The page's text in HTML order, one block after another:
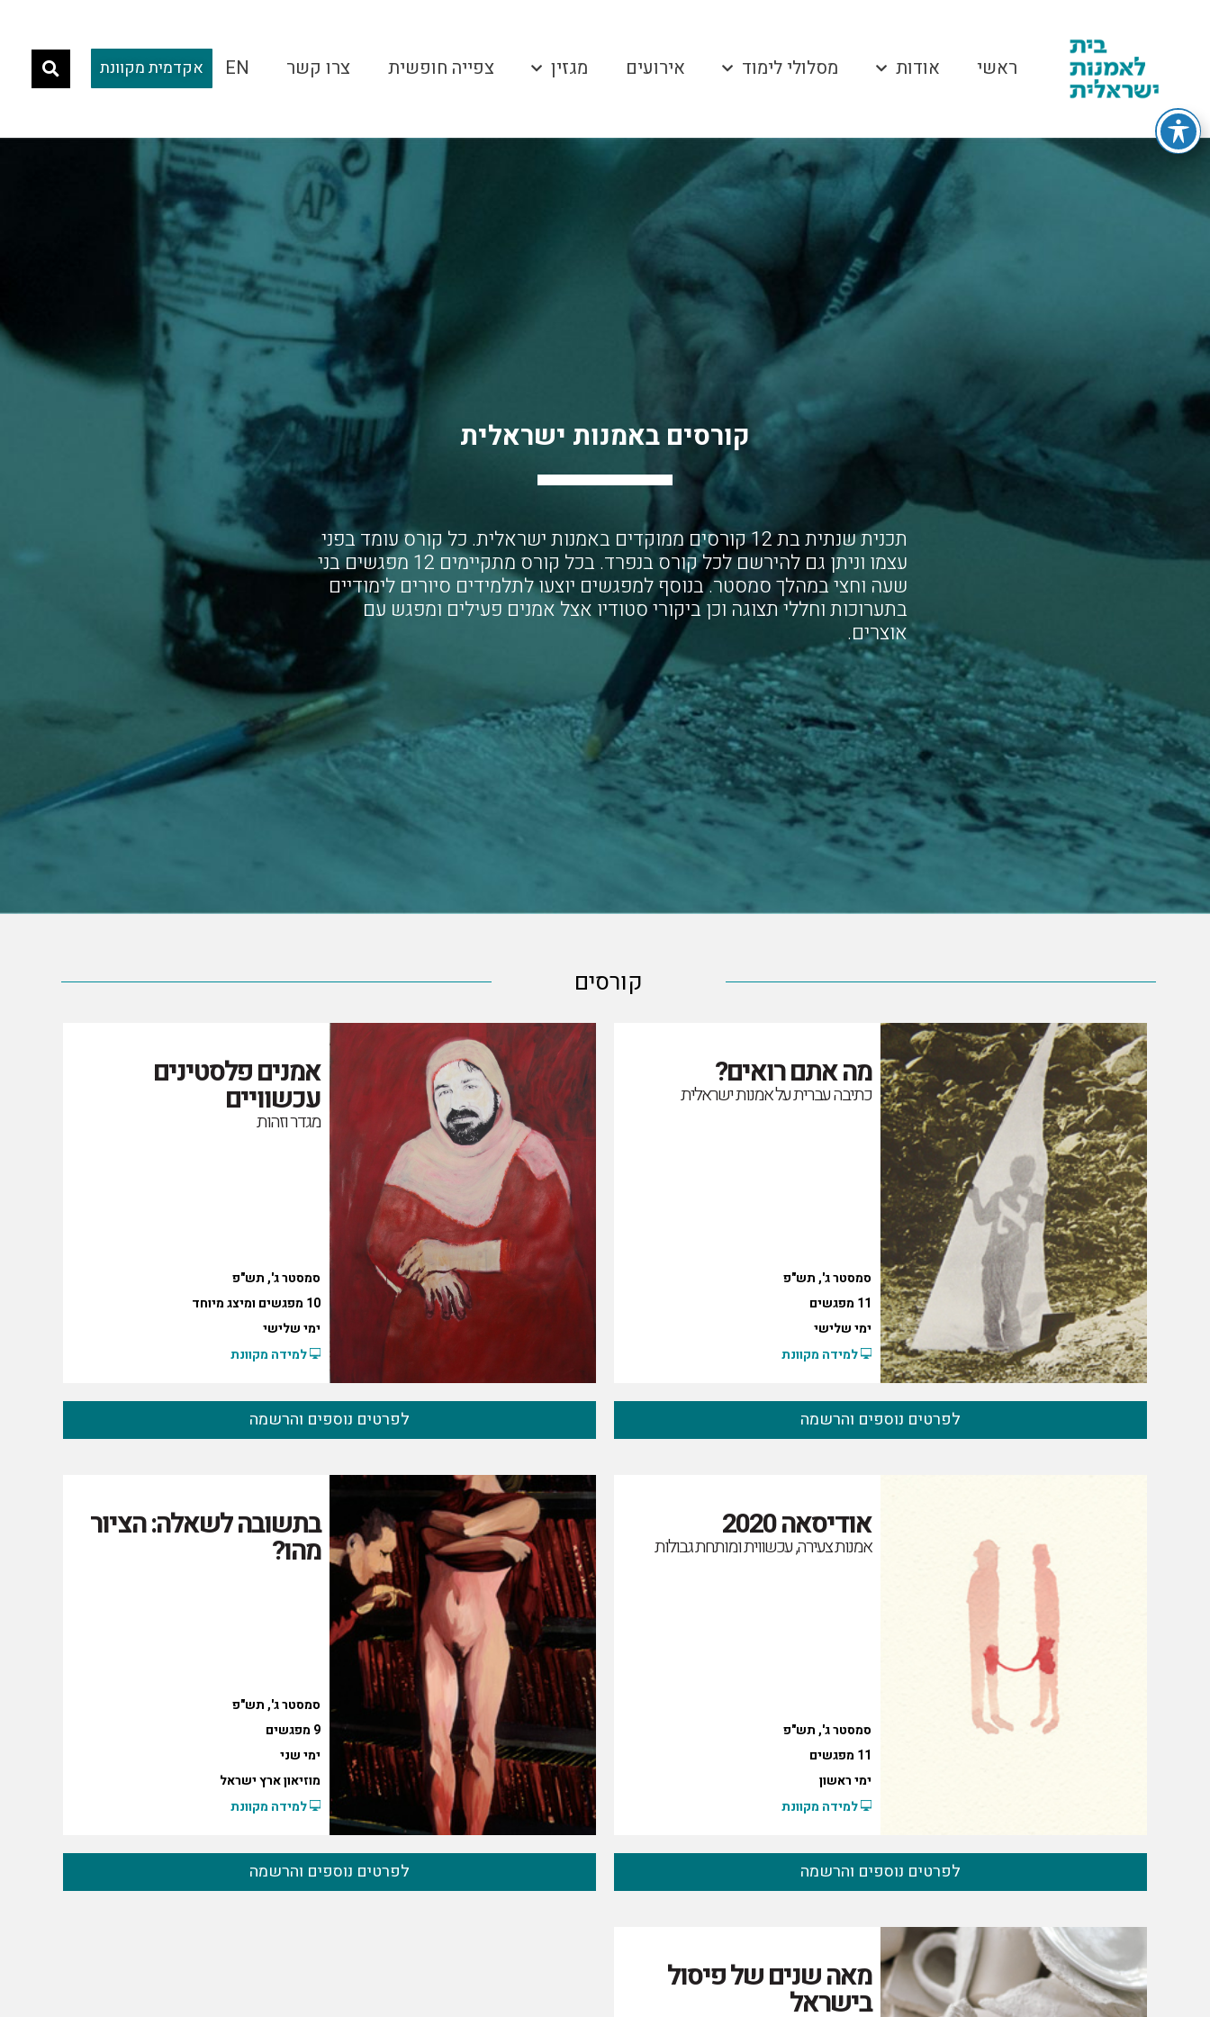
ראשי אודות מסלולי לימוד אירועים מגזין צפייה חופשית צרו קשר EN אקדמית מקוונת
קורסים באמנות ישראלית
תכנית שנתית בת 12 קורסים ממוקדים באמנות ישראלית. כל קורס עומד בפני
עצמו וניתן גם להירשם לכל קורס בנפרד. בכל קורס מתקיימים 12 מפגשים בני
שעה וחצי במהלך סמסטר. בנוסף למפגשים יוצעו לתלמידים סיורים לימודיים
בתערוכות וחללי תצוגה וכן ביקורי סטודיו אצל אמנים פעילים ומפגש עם
אוצרים.
קורסים
מה אתם רואים?
כתיבה עברית על אמנות ישראלית
סמסטר ג', תש"פ
11 מפגשים
ימי שלישי
למידה מקוונת
לפרטים נוספים והרשמה
אמנים פלסטינים
עכשוויים
מגדר וזהות
סמסטר ג', תש"פ
10 מפגשים ומיצג מיוחד
ימי שלישי
למידה מקוונת
לפרטים נוספים והרשמה
אודיסאה 2020
אמנות צעירה, עכשווית ומותחת גבולות
סמסטר ג', תש"פ
11 מפגשים
ימי ראשון
למידה מקוונת
לפרטים נוספים והרשמה
בתשובה לשאלה: הציור
מהו?
סמסטר ג', תש"פ
9 מפגשים
ימי שני
מוזיאון ארץ ישראל
למידה מקוונת
לפרטים נוספים והרשמה
מאה שנים של פיסול
בישראל